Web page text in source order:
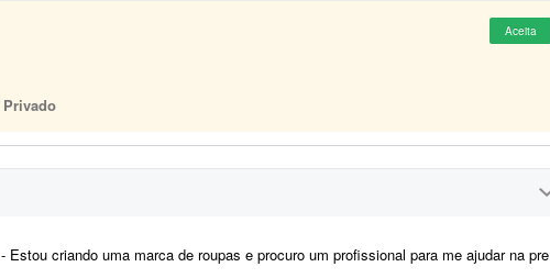
Aceita
Privado
- Estou criando uma marca de roupas e procuro um profissional para me ajudar na preparação das artes, montagem dos produtos e criação das imagens para e-commerce e an&uacu...